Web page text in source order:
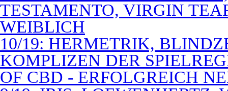
TESTAMENTO, VIRGIN
WEIBLICH
10/19: HERMETRIK,
KOMPLIZEN DER
OF CBD - ERFOLGREICH